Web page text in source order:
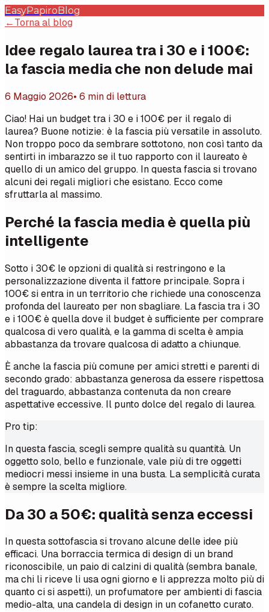
EasyPapiroBlog
←Torna al blog
Idee regalo laurea tra i 30 e i 100€:
la fascia media che non delude mai
6 Maggio 2026• 6 min di lettura
Ciao! Hai un budget tra i 30 e i 100€ per il regalo di
laurea? Buone notizie: è la fascia più versatile in assoluto.
Non troppo poco da sembrare sottotono, non così tanto da
sentirti in imbarazzo se il tuo rapporto con il laureato è
quello di un amico del gruppo. In questa fascia si trovano
alcuni dei regali migliori che esistano. Ecco come
sfruttarla al massimo.
Perché la fascia media è quella più
intelligente
Sotto i 30€ le opzioni di qualità si restringono e la
personalizzazione diventa il fattore principale. Sopra i
100€ si entra in un territorio che richiede una conoscenza
profonda del laureato per non sbagliare. La fascia tra i 30
e i 100€ è quella dove il budget è sufficiente per comprare
qualcosa di vero qualità, e la gamma di scelta è ampia
abbastanza da trovare qualcosa di adatto a chiunque.
È anche la fascia più comune per amici stretti e parenti di
secondo grado: abbastanza generosa da essere rispettosa
del traguardo, abbastanza contenuta da non creare
aspettative eccessive. Il punto dolce del regalo di laurea.
Pro tip:
In questa fascia, scegli sempre qualità su quantità. Un
oggetto solo, bello e funzionale, vale più di tre oggetti
mediocri messi insieme in una busta. La semplicità curata
è sempre la scelta migliore.
Da 30 a 50€: qualità senza eccessi
In questa sottofascia si trovano alcune delle idee più
efficaci. Una borraccia termica di design di un brand
riconoscibile, un paio di calzini di qualità (sembra banale,
ma chi li riceve li usa ogni giorno e li apprezza molto più di
quanto ci si aspetti), un profumatore per ambienti di fascia
medio-alta, una candela di design in un cofanetto curato.